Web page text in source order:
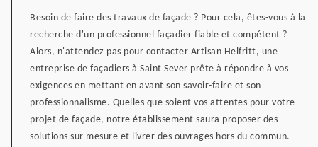
Besoin de faire des travaux de façade ? Pour cela, êtes-vous à la
recherche d'un professionnel façadier fiable et compétent ?
Alors, n'attendez pas pour contacter Artisan Helfritt, une
entreprise de façadiers à Saint Sever prête à répondre à vos
exigences en mettant en avant son savoir-faire et son
professionnalisme. Quelles que soient vos attentes pour votre
projet de façade, notre établissement saura proposer des
solutions sur mesure et livrer des ouvrages hors du commun.